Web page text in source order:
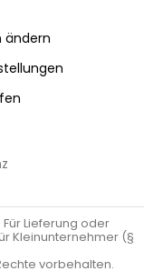
ändern
Lieferung oder
Kleinunternehmer (§
vorbehalten.